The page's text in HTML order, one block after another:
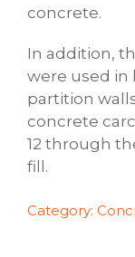
concrete.
In addition,
were used in
partition
concrete
12 through
fill.
Category: